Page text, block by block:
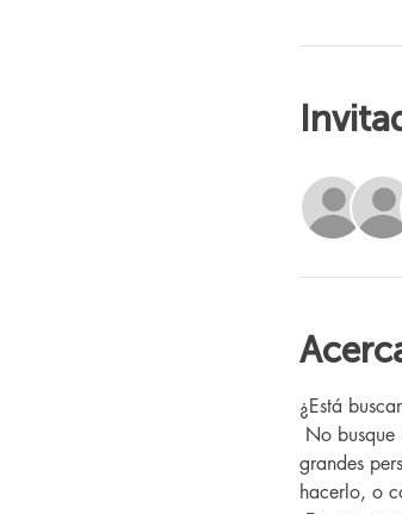
¿Está
grandes
hacerlo, o